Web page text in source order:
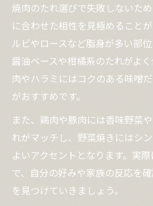
焼肉のたれ選びで失敗しないた
に合わせた相性を見極めること
ルビやロースなど脂身が多い部
醤油ベースや柑橘系のたれがよ
肉やハラミにはコクのある味噌
がおすすめです。
また、鶏肉や豚肉には香味野菜
れがマッチし、野菜焼きにはシ
よいアクセントとなります。実
で、自分の好みや家族の反応を
を見つけていきましょう。